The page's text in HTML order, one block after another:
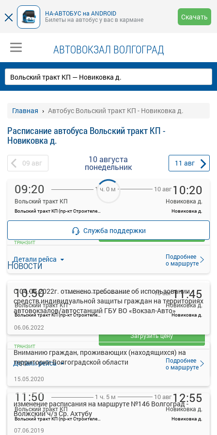
НА-АВТОБУС на ANDROID
Билеты на автобус у вас в кармане
Скачать
АВТОВОКЗАЛ ВОЛГОГРАД
Главная Автобус Вольский тракт КП - Новиковка д.
Расписание автобуса Вольский тракт КП -
Новиковка д.
09 авг 10 августа
понедельник 11 авг
09:20
Вольский тракт КП
Вольский тракт КП (пр-кт Строителей, 84А)
1 ч. 0 м 10 авг 10:20
Новиковка д.
Новиковка д.
Детали рейса
Подробнее
о маршруте
—
ТРАНЗИТ
Загрузить цену
10:50
Вольский тракт КП
Вольский тракт КП (пр-кт Строителей, 84А)
10 авг11:45
Новиковка д.
Новиковка д.
Детали рейса
Подробнее
о маршруте
— руб.
ТРАНЗИТ
Загрузить цену
11:50
Вольский тракт КП
Вольский тракт КП (пр-кт Строителей, 84А)
1 ч. 5 м 10 авг 12:55
Новиковка д.
Новиковка д.
—
Служба поддержки
Новости
С 04.06.2022г. отменено требование об использовании
средств индивидуальной защиты граждан на территориях
автовокзалов/автостанций ГБУ ВО «Вокзал-Авто»
06.06.2022
Вниманию граждан, проживающих (находящихся) на
территории Волгоградской области
15.05.2020
изменение расписания на маршруте №146 Волгоград -
Волжский ч/з Ср. Ахтубу
07.06.2019